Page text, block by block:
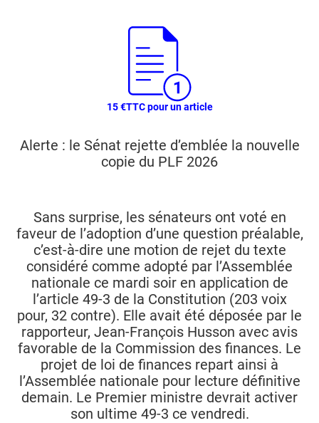
15 €TTC pour un article
Alerte : le Sénat rejette d’emblée la nouvelle
copie du PLF 2026
Sans surprise, les sénateurs ont voté en
faveur de l’adoption d’une question préalable,
c’est-à-dire une motion de rejet du texte
considéré comme adopté par l’Assemblée
nationale ce mardi soir en application de
l’article 49-3 de la Constitution (203 voix
pour, 32 contre). Elle avait été déposée par le
rapporteur, Jean-François Husson avec avis
favorable de la Commission des finances. Le
projet de loi de finances repart ainsi à
l’Assemblée nationale pour lecture définitive
demain. Le Premier ministre devrait activer
son ultime 49-3 ce vendredi.